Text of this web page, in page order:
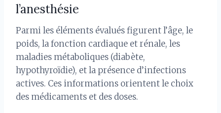
l’anesthésie
Parmi les éléments évalués figurent l’âge, le
poids, la fonction cardiaque et rénale, les
maladies métaboliques (diabète,
hypothyroïdie), et la présence d’infections
actives. Ces informations orientent le choix
des médicaments et des doses.